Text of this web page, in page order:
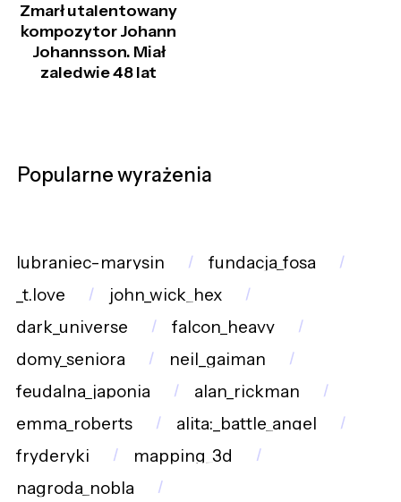
Zmarł utalentowany
kompozytor Johann
Johannsson. Miał
zaledwie 48 lat
Popularne wyrażenia
lubraniec-marysin
fundacja_fosa
_t.love
john_wick_hex
dark_universe
falcon_heavy
domy_seniora
neil_gaiman
feudalna_japonia
alan_rickman
emma_roberts
alita:_battle_angel
fryderyki
mapping_3d
nagroda_nobla